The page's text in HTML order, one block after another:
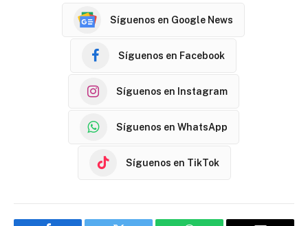
Síguenos en Google News
Síguenos en Facebook
Síguenos en Instagram
Síguenos en WhatsApp
Síguenos en TikTok